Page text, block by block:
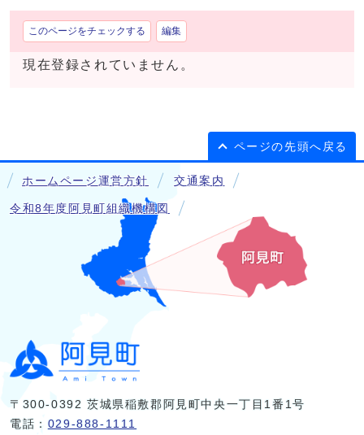
このページをチェックする 編集
現在登録されていません。
ページの先頭へ戻る
ホームページ運営方針 交通案内
令和8年度阿見町組織機構図
〒300-0392 茨城県稲敷郡阿見町中央一丁目1番1号
電話： 029-888-1111